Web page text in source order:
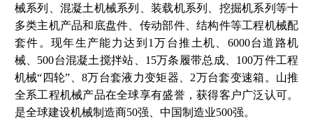
械系列、混凝土机械系列、装载机系列、挖掘机系列等十
多类主机产品和底盘件、传动部件、结构件等工程机械配
套件。现年生产能力达到1万台推土机、6000台道路机
械、500台混凝土搅拌站、15万条履带总成、100万件工程
机械“四轮”、8万台套液力变矩器、2万台套变速箱。山推
全系工程机械产品在全球享有盛誉，获得客户广泛认可。
是全球建设机械制造商50强、中国制造业500强。